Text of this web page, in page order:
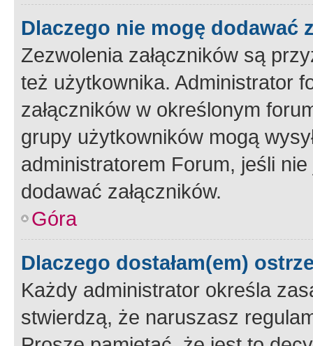
Dlaczego nie mogę dodawać
Zezwolenia załączników są
też użytkownika. Administrator
załączników w określonym
grupy użytkowników mogą
administratorem Forum, jeśli
dodawać załączników.
Góra
Dlaczego dostałam(em)
Każdy administrator określa
stwierdzą, że naruszasz